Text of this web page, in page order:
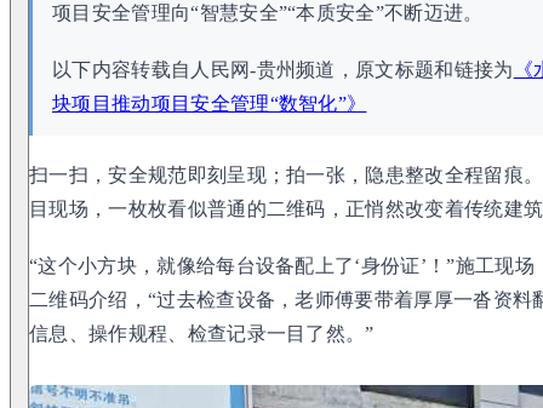
项目安全管理向“智慧安全”“本质安全”不断迈进。
以下内容转载自人民网-贵州频道，原文标题和链接为
块项目推动项目安全管理“数智化”》
扫一扫，安全规范即刻呈现；拍一张，隐患整改全程留痕
目现场，一枚枚看似普通的二维码，正悄然改变着传统建
“这个小方块，就像给每台设备配上了‘身份证’！”施工现
二维码介绍，“过去检查设备，老师傅要带着厚厚一沓资
信息、操作规程、检查记录一目了然。”